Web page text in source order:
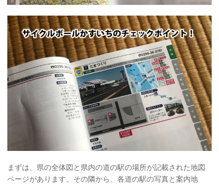
まずは、県の全体図と県内の道の駅の場所が記載された地図
ページがあります。その隣から、各道の駅の写真と案内地